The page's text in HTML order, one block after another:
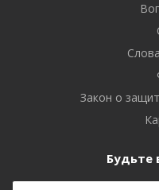
Закон о
Будьте